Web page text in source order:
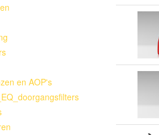
en AOP's